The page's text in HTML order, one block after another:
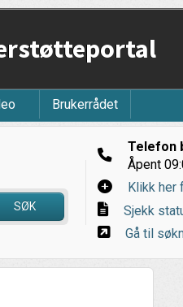
Brukerrådet
SØK
Telefon
Åpent
Klikk her
Sjekk
Gå til